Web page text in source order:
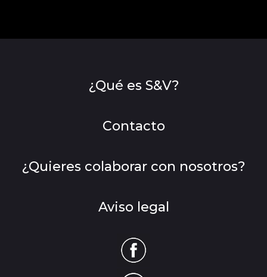
¿Qué es S&V?
Contacto
¿Quieres colaborar con nosotros?
Aviso legal